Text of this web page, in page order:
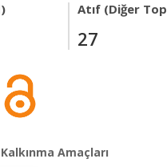
Atıf (Diğer
27
Amaçları